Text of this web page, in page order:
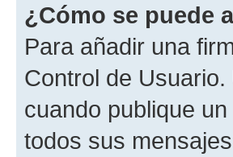
¿Cómo se puede
Para añadir una
Control de
cuando publique
todos sus